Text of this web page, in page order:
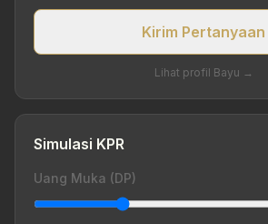
Kirim Pertanyaan
Lihat profil Bayu →
Simulasi KPR
Uang Muka (DP)